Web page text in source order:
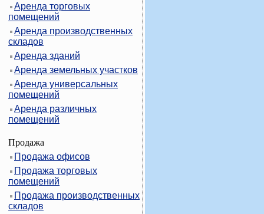
Аренда торговых
помещений
Аренда производственных
складов
Аренда зданий
Аренда земельных участков
Аренда универсальных
помещений
Аренда различных
помещений
Продажа
Продажа офисов
Продажа торговых
помещений
Продажа производственных
складов